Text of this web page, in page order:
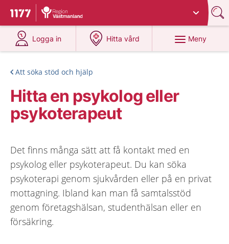
Till startsidan för 1177
Du har valt region
Logga in
på 1177.se
Hitta vård
på 1177.se
Meny
Att söka stöd och hjälp
Hitta en psykolog eller
psykoterapeut
Det finns många sätt att få kontakt med en
psykolog eller psykoterapeut. Du kan söka
psykoterapi genom sjukvården eller på en privat
mottagning. Ibland kan man få samtalsstöd
genom företagshälsan, studenthälsan eller en
försäkring.